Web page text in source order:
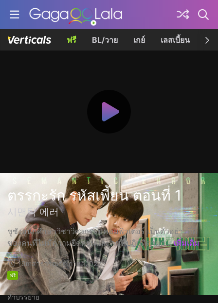
ฟรี BL/วาย เกย์ เลสเบี้ยน เค
ตรรกะรัก รหัสเพี้ยน ตอนที่ 1
시맨틱 에러
ชูซังอูนักศึกษาวิชาวิศวกรรมคอมพิวเตอร์ เป็นตัวอย่างที่ดี
ของคนที่ไม่มีความยืดหยุ่นและคนที่ปฏิบัติตามก... เพิ่มเติม
19mสาธารณรัฐเกาหลี2022
ฟรี
คำบรรยาย